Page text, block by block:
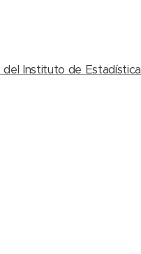
del Instituto de Estadística